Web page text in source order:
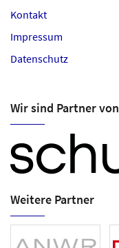
Kontakt
Impressum
Datenschutz
Wir sind Partner von
Weitere Partner